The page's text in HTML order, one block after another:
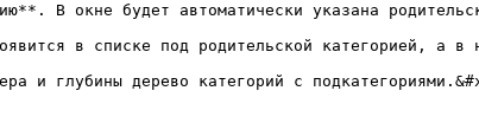
В окне будет автоматически указана
в списке под родительской категорией, а
и глубины дерево категорий с